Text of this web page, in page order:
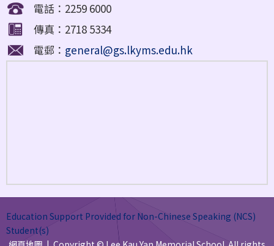
電話：2259 6000
傳真：2718 5334
電郵： general@gs.lkyms.edu.hk
Education Support Provided for Non-Chinese Speaking (NCS)
Student(s)